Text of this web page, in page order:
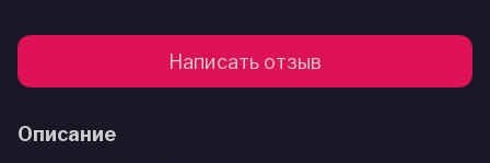
Написать отзыв
Описание